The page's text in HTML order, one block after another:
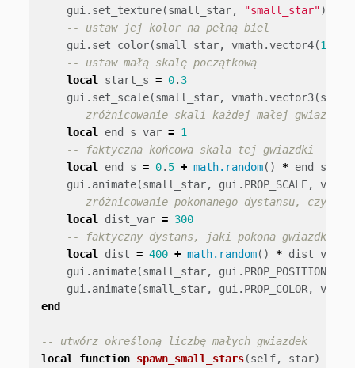
gui . set_texture(small_star, "small_star")
-- ustaw jej kolor na pełną biel
gui . set_color(small_star, vmath.vector4(1
-- ustaw małą skalę początkową
local
start_s = 0. 3
gui . set_scale(small_star, vmath.vector3(
-- zróżnicowanie skali każdej małej gwiazdki
local
end_s_var = 1
-- faktyczna końcowa skala tej gwiazdki
local
end_s = 0. 5 + math.random() * end_s_var
gui . animate(small_star, gui . PROP_SCALE, vmath
-- zróżnicowanie pokonanego dystansu, czyli
local
dist_var = 300
-- faktyczny dystans, jaki pokona gwiazdka
local
dist = 400 + math.random() * dist_var
gui . animate(small_star, gui . PROP_POSITION
gui . animate(small_star, gui . PROP_COLOR, vmath
end
-- utwórz określoną liczbę małych gwiazdek
local
function spawn_small_stars(self, star)